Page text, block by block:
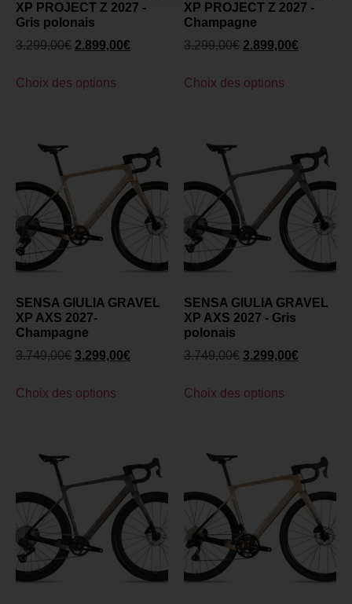
XP PROJECT Z 2027 -
Gris polonais
3.299,00€ 2.899,00€
Choix des options
XP PROJECT Z 2027 -
Champagne
3.299,00€ 2.899,00€
Choix des options
SENSA GIULIA GRAVEL
XP AXS 2027-
Champagne
3.749,00€ 3.299,00€
Choix des options
SENSA GIULIA GRAVEL
XP AXS 2027 - Gris
polonais
3.749,00€ 3.299,00€
Choix des options